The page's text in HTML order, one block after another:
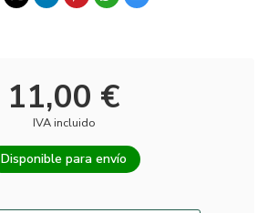
11,00 €
IVA incluido
Disponible para envío